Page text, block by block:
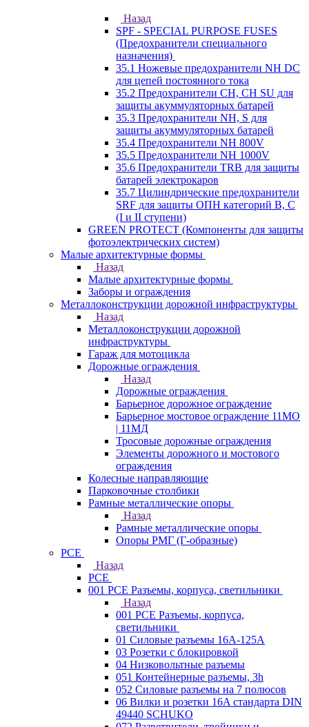
Назад
SPF - SPECIAL PURPOSE FUSES
(Предохранители специального
назначения)
35.1 Ножевые предохранители NH DC
для цепей постоянного тока
35.2 Предохранители CH, CH SU для
защиты акуммуляторных батарей
35.3 Предохранители NH, S для
защиты акуммуляторных батарей
35.4 Предохранители NH 800V
35.5 Предохранители NH 1000V
35.6 Предохранители TRB для защиты
батарей электрокаров
35.7 Цилиндрические предохранители
SRF для защиты ОПН категорий B, C
(I и II ступени)
GREEN PROTECT (Компоненты для защиты
фотоэлектрических систем)
Малые архитектурные формы
Назад
Малые архитектурные формы
Заборы и ограждения
Металлоконструкции дорожной инфраструктуры
Назад
Металлоконструкции дорожной
инфраструктуры
Гараж для мотоцикла
Дорожные ограждения
Назад
Дорожные ограждения
Барьерное дорожное ограждение
Барьерное мостовое ограждение 11МО
| 11МД
Тросовые дорожные ограждения
Элементы дорожного и мостового
ограждения
Колесные направляющие
Парковочные столбики
Рамные металлические опоры
Назад
Рамные металлические опоры
Опоры РМГ (Г-образные)
PCE
Назад
PCE
001 PCE Разъемы, корпуса, светильники
Назад
001 PCE Разъемы, корпуса,
светильники
01 Силовые разъемы 16А-125А
03 Розетки с блокировкой
04 Низковольтные разъемы
051 Контейнерные разъемы, 3h
052 Силовые разъемы на 7 полюсов
06 Вилки и розетки 16A стандарта DIN
49440 SCHUKO